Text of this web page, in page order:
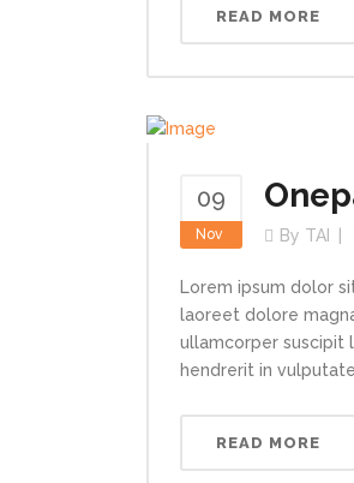
READ MORE
09
Nov By TAI
Lorem ipsum dolor
laoreet dolore
ullamcorper suscipit
hendrerit in
READ MORE